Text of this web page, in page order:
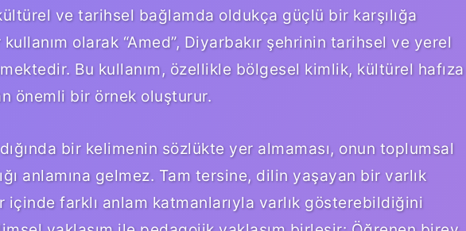
ve tarihsel bağlamda oldukça güçlü bir karşılığa
olarak “Amed”, Diyarbakır şehrinin tarihsel ve yerel
Bu kullanım, özellikle bölgesel kimlik, kültürel hafıza
önemli bir örnek oluşturur.
bir kelimenin sözlükte yer almaması, onun toplumsal
anlamına gelmez. Tam tersine, dilin yaşayan bir varlık
içinde farklı anlam katmanlarıyla varlık gösterebildiğini